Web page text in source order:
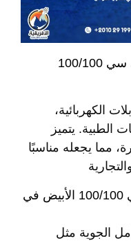
ما هي أهم استخدامات البي في سي 100/100
الكهربائية،
الطبية. يتميز
مما يجعله مناسبًا
هل يمكن استخدام البي في سي 100/100 الأبيض في
الجوية مثل